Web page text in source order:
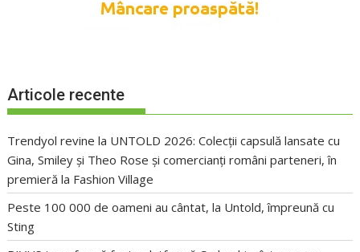
Articole recente
Trendyol revine la UNTOLD 2026: Colecții capsulă lansate cu
Gina, Smiley și Theo Rose și comercianți români parteneri, în
premieră la Fashion Village
Peste 100 000 de oameni au cântat, la Untold, împreună cu
Sting